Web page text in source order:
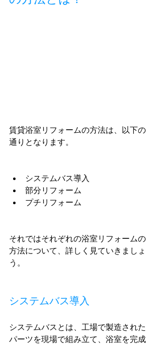
賃貸浴室リフォームの方法は、以下の
通りとなります。
システムバス導入
部分リフォーム
プチリフォーム
それではそれぞれの浴室リフォームの
方法について、詳しく見ていきましょ
う。
システムバス導入
システムバスとは、工場で製造された
パーツを現場で組み立て、浴室を完成